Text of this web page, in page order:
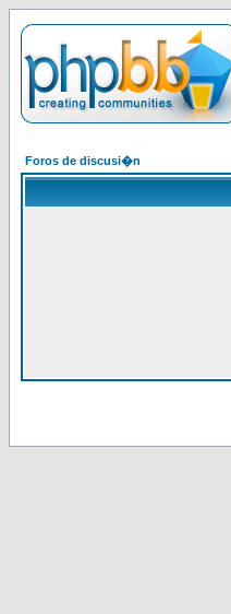
Foros de discusi�n